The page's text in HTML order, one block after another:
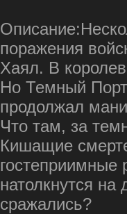
поражения
Хаял. В
Но Темный
продолжал
Что там, за
Кишащие
гостеприимные
натолкнутся на
сражались?